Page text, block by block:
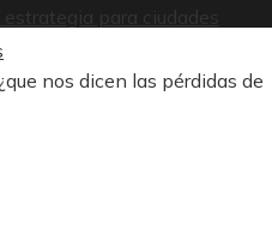
para ciudades
nos dicen las pérdidas de